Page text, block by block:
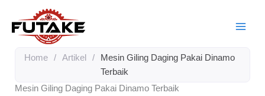
konten
Home / Artikel /
Mesin Giling Daging Pakai Dinamo
Terbaik
Mesin Giling Daging Pakai Dinamo Terbaik